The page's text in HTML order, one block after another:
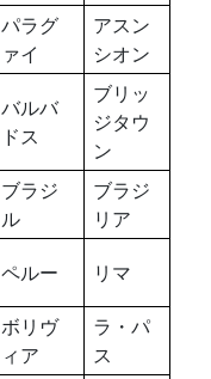
パラグ
ァイ
アスン
シオン
バルバ
ドス
ブリッ
ジタウ
ン
ブラジ
ル
ブラジ
リア
ペルー
リマ
ボリヴ
ィア
ラ・パ
ス